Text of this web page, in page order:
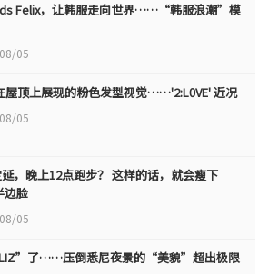
Felix，让韩服走向世界……“韩服浪潮”模
05
屋顶上展现的粉色发型视觉……'2:L0VE' 近况
05
延，晚上12点跑步？ 这样的话，就会瘦下
脸
05
了……压倒悉尼夜景的“美貌”超出极限